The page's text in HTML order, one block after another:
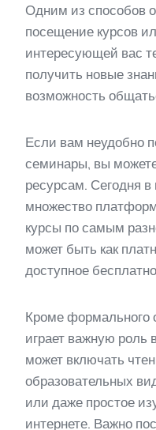
Одним из способов
посещение курсов
интересующей вас
получить новые
возможность
Если вам неудобно
семинары, вы
ресурсам. Сегодня в
множество
курсы по самым
может быть как
доступное
Кроме формального
играет важную роль
может включать
образовательных
или даже простое
интернете. Важно